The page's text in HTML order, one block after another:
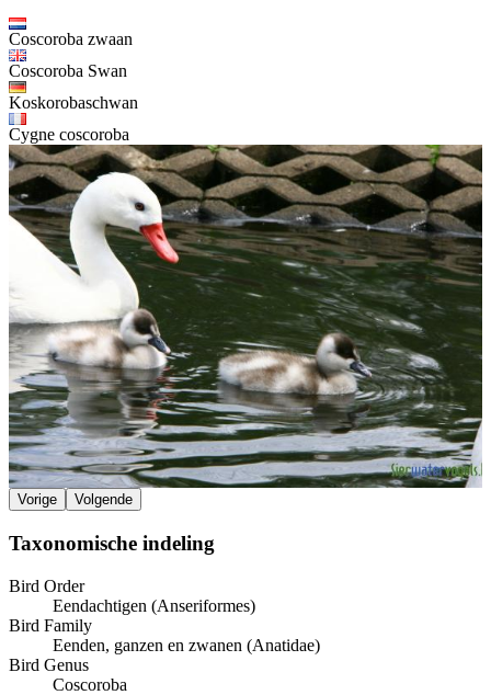
Coscoroba zwaan
Coscoroba Swan
Koskorobaschwan
Cygne coscoroba
Vorige Volgende
Taxonomische indeling
Bird Order
Eendachtigen (Anseriformes)
Bird Family
Eenden, ganzen en zwanen (Anatidae)
Bird Genus
Coscoroba